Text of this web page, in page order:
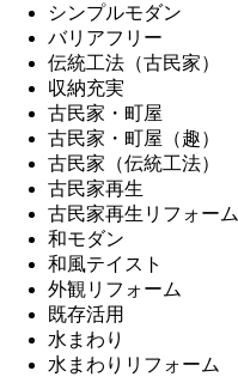
シンプルモダン
バリアフリー
伝統工法（古民家）
収納充実
古民家・町屋
古民家・町屋（趣）
古民家（伝統工法）
古民家再生
古民家再生リフォーム
和モダン
和風テイスト
外観リフォーム
既存活用
水まわり
水まわりリフォーム